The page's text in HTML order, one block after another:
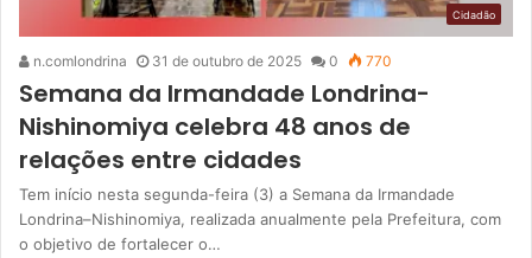
Cidadão
n.comlondrina 31 de outubro de 2025 0 770
Semana da Irmandade Londrina-
Nishinomiya celebra 48 anos de
relações entre cidades
Tem início nesta segunda-feira (3) a Semana da Irmandade
Londrina–Nishinomiya, realizada anualmente pela Prefeitura, com
o objetivo de fortalecer o…